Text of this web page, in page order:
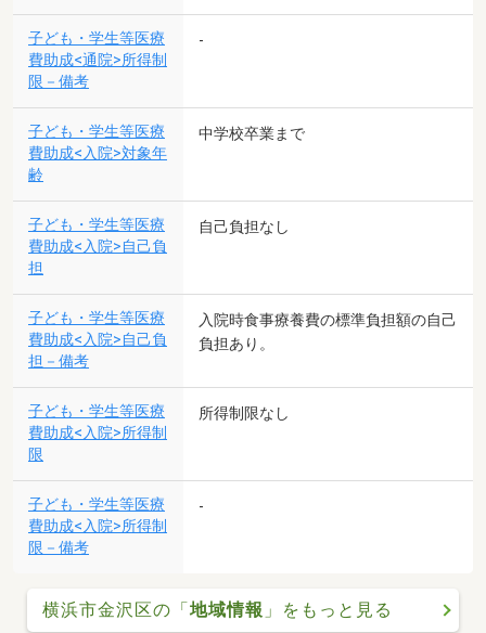
子ども・学生等医療
費助成<通院>所得制
限－備考
-
子ども・学生等医療
費助成<入院>対象年
齢
中学校卒業まで
子ども・学生等医療
費助成<入院>自己負
担
自己負担なし
子ども・学生等医療
費助成<入院>自己負
担－備考
入院時食事療養費の標準負担額の自己
負担あり。
子ども・学生等医療
費助成<入院>所得制
限
所得制限なし
子ども・学生等医療
費助成<入院>所得制
限－備考
-
横浜市金沢区の「地域情報 」をもっと見る